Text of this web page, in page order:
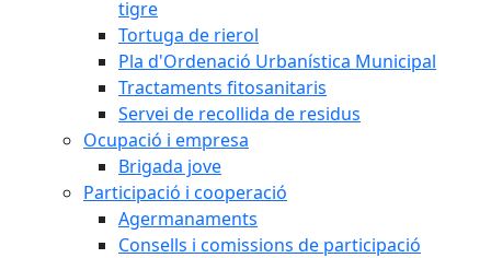
tigre
Tortuga de rierol
Pla d'Ordenació Urbanística Municipal
Tractaments fitosanitaris
Servei de recollida de residus
Ocupació i empresa
Brigada jove
Participació i cooperació
Agermanaments
Consells i comissions de participació